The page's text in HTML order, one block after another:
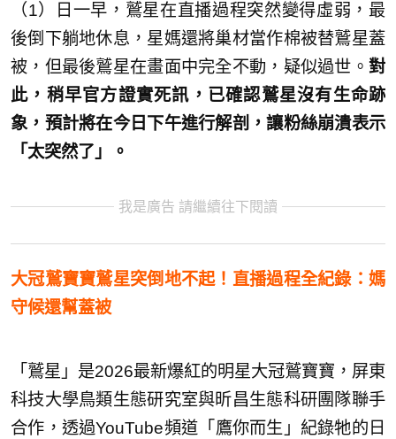
（1）日一早，鷲星在直播過程突然變得虛弱，最
後倒下躺地休息，星媽還將巢材當作棉被替鷲星蓋
被，但最後鷲星在畫面中完全不動，疑似過世。 對
此，稍早官方證實死訊，已確認鷲星沒有生命跡
象，預計將在今日下午進行解剖，讓粉絲崩潰表示
「太突然了」。
我是廣告 請繼續往下閱讀
大冠鷲寶寶鷲星突倒地不起！直播過程全紀錄：媽
守候還幫蓋被
「鷲星」是2026最新爆紅的明星大冠鷲寶寶，屏東
科技大學鳥類生態研究室與昕昌生態科研團隊聯手
合作，透過YouTube頻道「鷹你而生」紀錄牠的日